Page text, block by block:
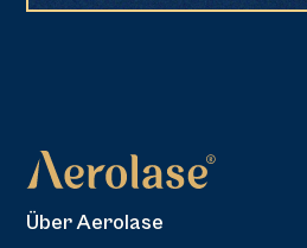
Über Aerolase